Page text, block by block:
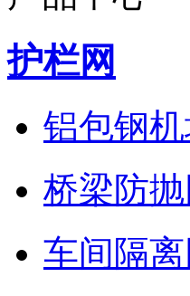
护栏网
铝包钢
桥梁防抛
车间隔离